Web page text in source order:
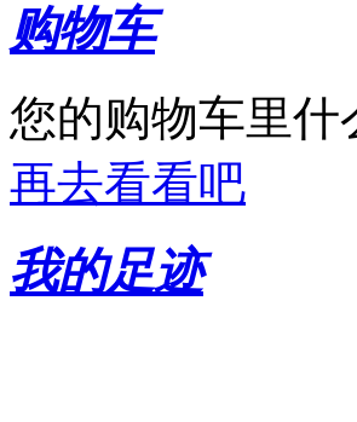
购物车
您的购物车里什
再去看看吧
我的足迹